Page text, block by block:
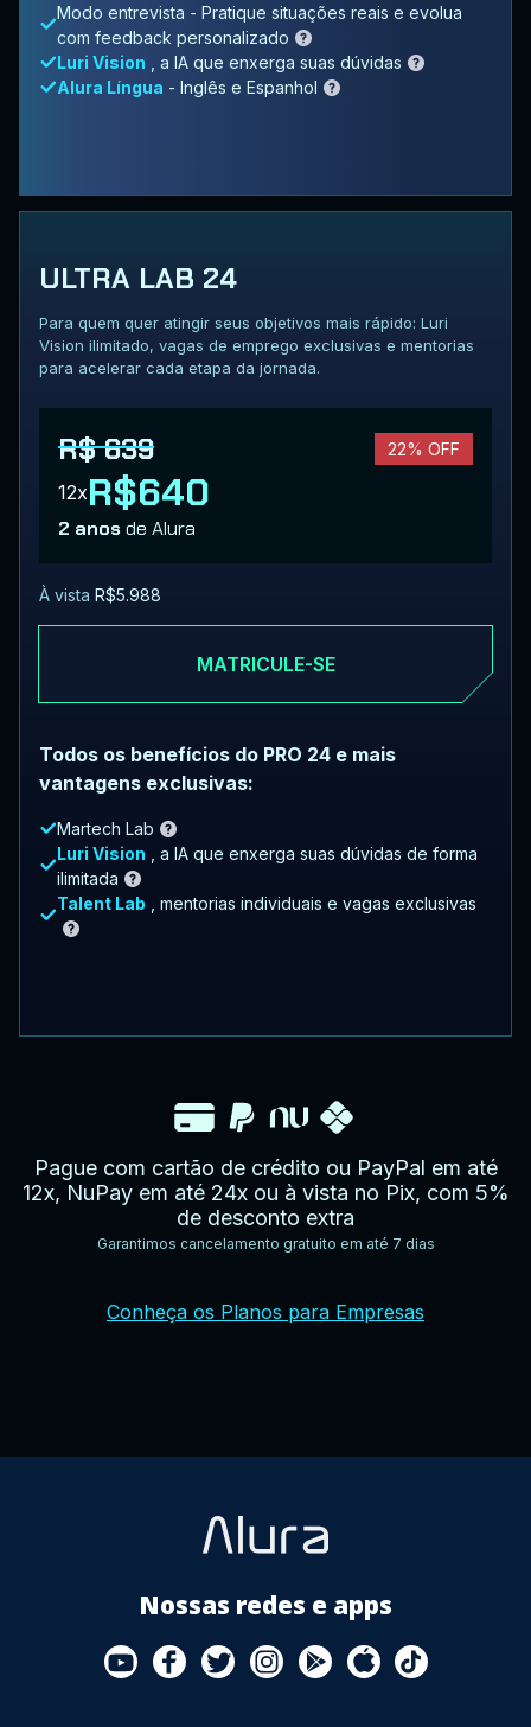
Modo entrevista - Pratique situações reais e evolua
com feedback personalizado
Luri Vision
, a IA que enxerga suas dúvidas
Alura Língua - Inglês e Espanhol
ULTRA LAB 24
Para quem quer atingir seus objetivos mais rápido: Luri
Vision ilimitado, vagas de emprego exclusivas e mentorias
para acelerar cada etapa da jornada.
R$ 639 22% OFF
12xR$640
2 anosde Alura
À vista R$5.988
MATRICULE-SE
Todos os benefícios do PRO 24 e mais
vantagens exclusivas:
Martech Lab
Luri Vision
, a IA que enxerga suas dúvidas de forma
ilimitada
Talent Lab
, mentorias individuais e vagas exclusivas
Pague com cartão de crédito ou PayPal em até
12x, NuPay em até 24x ou à vista no Pix, com 5%
de desconto extra
Garantimos cancelamento gratuito em até 7 dias
Conheça os Planos para Empresas
Nossas redes e apps
Play